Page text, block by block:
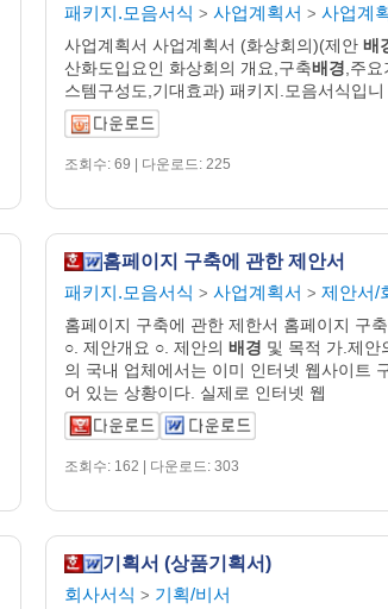
패키지.모음서식 > 사업계획서 > 사업계
사업계획서 사업계획서 (화상회의)(제안 배
산화도입요인 화상회의 개요,구축배경 ,주요
스템구성도,기대효과) 패키지.모음서식입니
조회수: 69 | 다운로드: 225
홈페이지 구축에 관한 제안서
패키지.모음서식 > 사업계획서 > 제안서/
홈페이지 구축에 관한 제한서 홈페이지 구
○. 제안개요 ○. 제안의 배경 및 목적 가.제안
의 국내 업체에서는 이미 인터넷 웹사이트
어 있는 상황이다. 실제로 인터넷 웹
조회수: 162 | 다운로드: 303
기획서 (상품기획서)
회사서식 > 기획/비서